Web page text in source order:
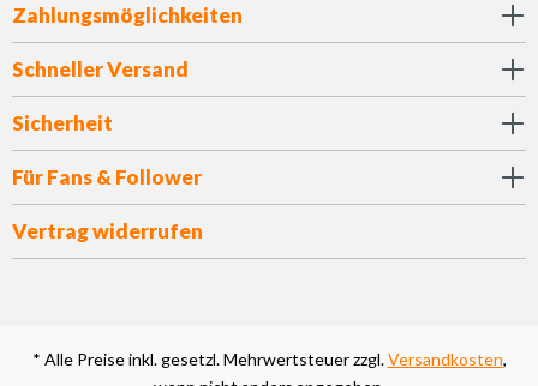
Zahlungsmöglichkeiten
Schneller Versand
Sicherheit
Für Fans & Follower
Vertrag widerrufen
* Alle Preise inkl. gesetzl. Mehrwertsteuer zzgl.Versandkosten,